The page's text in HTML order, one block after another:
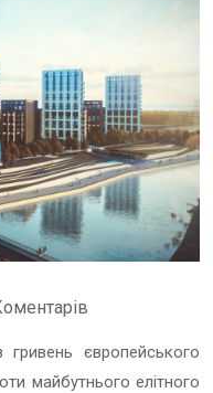
європейського
майбутнього елітного